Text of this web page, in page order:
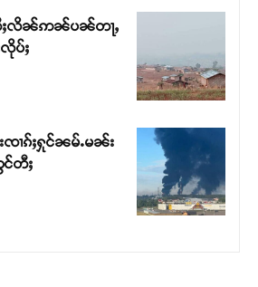
ၸႂ်ၵူၼ်းမိူင်း ၵူႈတီႈၵူႈလႅၼ်ပေႃးတေၸွ
ႉၼၼ်ႉ ၶဝ်ႈႁူမ်ႈၵမ်ႉထႅမ် ၸုမ်းၶၢ
ႇႁွၵ်ႈ လႆႈယူႇၶႃႈဢေႃႈ။
တီႈလိၼ်ဢၼ်ပၼ်တႃႇ
ပ်ႈ
ၢၵ်ႈႁုင်ၼမ်ႉမၼ်း
င်တီႈ